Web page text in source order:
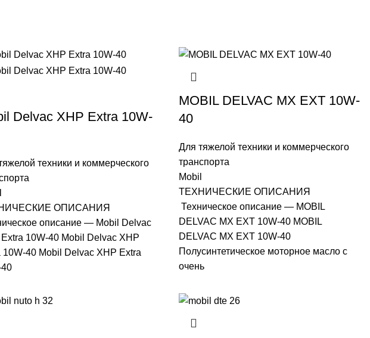
Delvac XHP Extra 10W-
техники и коммерческого
ОПИСАНИЯ
описание — Mobil Delvac
10W-40 Mobil Delvac XHP
10W-40 Mobil Delvac XHP Extra
MOBIL DELVAC MX EXT 10W-
40
Для тяжелой техники и коммерческого
транспорта
Mobil
ТЕХНИЧЕСКИЕ ОПИСАНИЯ
Техническое описание — MOBIL
DELVAC MX EXT 10W-40 MOBIL
DELVAC MX EXT 10W-40
Полусинтетическое моторное масло с
очень